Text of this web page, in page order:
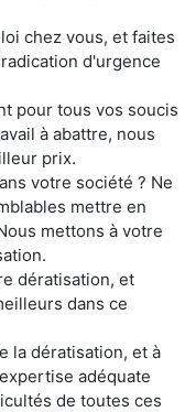
chez vous, et faites
d'urgence
pour tous vos soucis
à abattre, nous
prix.
votre société ? Ne
mettre en
mettons à votre
dératisation, et
dans ce
la dératisation, et à
adéquate
de toutes ces